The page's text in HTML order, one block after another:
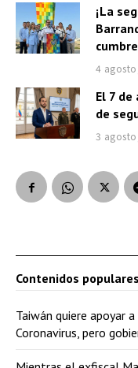
¡La
4
El 7
de
3
Contenidos populares
Taiwán quiere apoyar
Coronavirus, pero